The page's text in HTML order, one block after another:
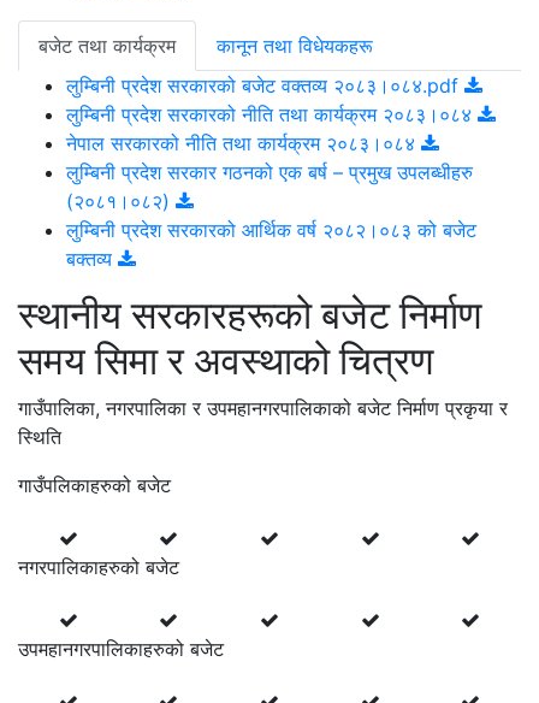
बजेट तथा कार्यक्रम
कानून तथा विधेयकहरू
लुम्बिनी प्रदेश सरकारको बजेट वक्तव्य २०८३।०८४.pdf
लुम्बिनी प्रदेश सरकारको नीति तथा कार्यक्रम २०८३।०८४
नेपाल सरकारको नीति तथा कार्यक्रम २०८३।०८४
लुम्बिनी प्रदेश सरकार गठनको एक बर्ष – प्रमुख उपलब्धीहरु
(२०८१।०८२)
लुम्बिनी प्रदेश सरकारको आर्थिक वर्ष २०८२।०८३ को बजेट
बक्तव्य
स्थानीय सरकारहरूको बजेट निर्माण
समय सिमा र अवस्थाको चित्रण
गाउँपालिका, नगरपालिका र उपमहानगरपालिकाको बजेट निर्माण प्रकृया र
स्थिति
गाउँपलिकाहरुको बजेट
नगरपालिकाहरुको बजेट
उपमहानगरपालिकाहरुको बजेट